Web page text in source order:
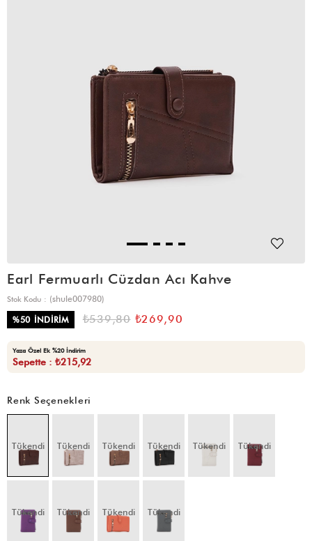
Earl Fermuarlı Cüzdan Acı Kahve
Stok Kodu
(shule007980)
%50 İNDIRIM ₺539,80 ₺269,90
Yaza Özel Ek %20 İndirim
Sepette : ₺215,92
Renk Seçenekleri
Tükendi Tükendi Tükendi Tükendi Tükendi Tükendi
Tükendi Tükendi Tükendi Tükendi